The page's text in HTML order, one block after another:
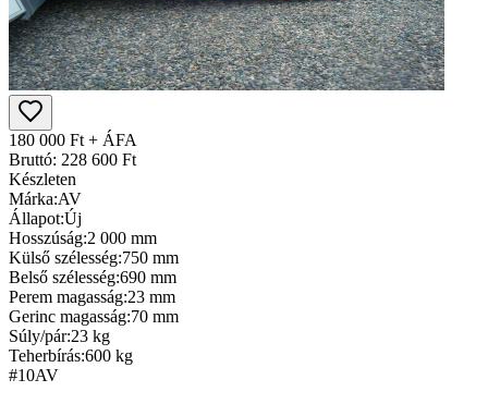
180 000 Ft + ÁFA
Bruttó: 228 600 Ft
Készleten
Márka:AV
Állapot:Új
Hosszúság:2 000 mm
Külső szélesség:750 mm
Belső szélesség:690 mm
Perem magasság:23 mm
Gerinc magasság:70 mm
Súly/pár:23 kg
Teherbírás:600 kg
#10AV